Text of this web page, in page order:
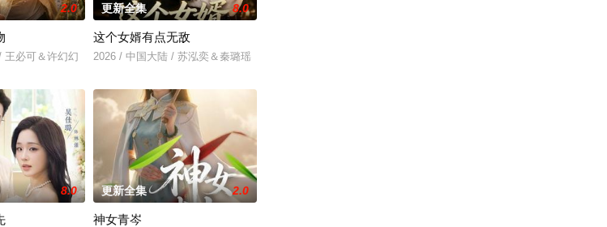
2.0
王必可＆许幻幻
更新全集 8.0
这个女婿有点无敌
2026 / 中国大陆 / 苏泓奕＆秦璐瑶
8.0 更新全集 2.0
神女青岑